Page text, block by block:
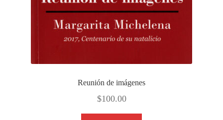
Reunión de imágenes
$100.00